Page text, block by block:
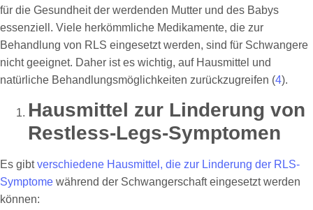
für die Gesundheit der werdenden Mutter und des Babys
essenziell. Viele herkömmliche Medikamente, die zur
Behandlung von RLS eingesetzt werden, sind für Schwangere
nicht geeignet. Daher ist es wichtig, auf Hausmittel und
natürliche Behandlungsmöglichkeiten zurückzugreifen (4).
Hausmittel zur Linderung von
Restless-Legs-Symptomen
Es gibtverschiedene Hausmittel, die zur Linderung der RLS-
Symptome während der Schwangerschaft eingesetzt werden
können: